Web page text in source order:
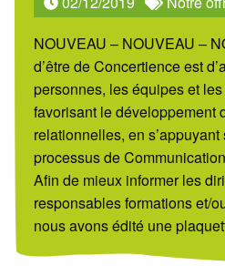
NOUVEAU – NOUVEAU –
d’être de Concertience est
personnes, les équipes et
favorisant le développement
relationnelles, en
processus de
Afin de mieux informer les
responsables formations et/
nous avons édité une